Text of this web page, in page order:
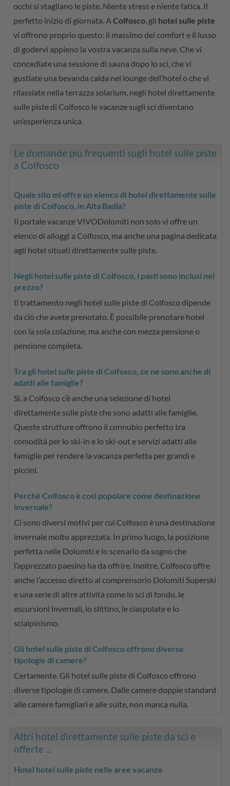
occhi si stagliano le piste. Niente stress e niente fatica. Il
perfetto inizio di giornata. AColfosco , gli hotel sulle piste
vi offrono proprio questo: il massimo del comfort e il lusso
di godervi appieno la vostra vacanza sulla neve. Che vi
concediate una sessione di sauna dopo lo sci, che vi
gustiate una bevanda calda nel lounge dell’hotel o che vi
rilassiate nella terrazza solarium, negli hotel direttamente
sulle piste di Colfosco le vacanze sugli sci diventano
un’esperienza unica.
Le domande più frequenti sugli hotel sulle piste
a Colfosco
Quale sito mi offre un elenco di hotel direttamente sulle
piste di Colfosco, in Alta Badia?
Il portale vacanze VIVODolomiti non solo vi offre un
elenco di alloggi a Colfosco, ma anche una pagina dedicata
agli hotel situati direttamente sulle piste.
Negli hotel sulle piste di Colfosco, i pasti sono inclusi nel
prezzo?
Il trattamento negli hotel sulle piste di Colfosco dipende
da ciò che avete prenotato. È possibile prenotare hotel
con la sola colazione, ma anche con mezza pensione o
pensione completa.
Tra gli hotel sulle piste di Colfosco, ce ne sono anche di
adatti alle famiglie?
Sì, a Colfosco c’è anche una selezione di hotel
direttamente sulle piste che sono adatti alle famiglie.
Queste strutture offrono il connubio perfetto tra
comodità per lo ski-in e lo ski-out e servizi adatti alle
famiglie per rendere la vacanza perfetta per grandi e
piccini.
Perché Colfosco è così popolare come destinazione
invernale?
Ci sono diversi motivi per cui Colfosco è una destinazione
invernale molto apprezzata. In primo luogo, la posizione
perfetta nelle Dolomiti e lo scenario da sogno che
l’apprezzato paesino ha da offrire. Inoltre, Colfosco offre
anche l’accesso diretto al comprensorio Dolomiti Superski
e una serie di altre attività come lo sci di fondo, le
escursioni invernali, lo slittino, le ciaspolate e lo
scialpinismo.
Gli hotel sulle piste di Colfosco offrono diverse
tipologie di camere?
Certamente. Gli hotel sulle piste di Colfosco offrono
diverse tipologie di camere. Dalle camere doppie standard
alle camere famigliari e alle suite, non manca nulla.
Altri hotel direttamente sulle piste da sci e
offerte ...
Hotel hotel sulle piste nelle aree vacanze